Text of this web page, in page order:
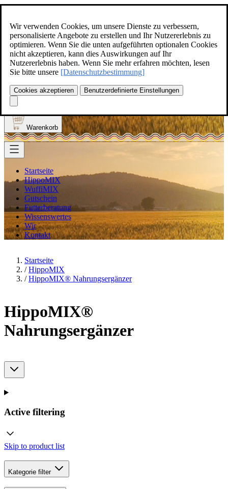
Wir verwenden Cookies, um unsere Dienste zu verbessern,
personalisierte Angebote zu erstellen und Ihr Nutzererlebnis zu
optimieren. Wenn Sie die unten aufgeführten optionalen Cookies
nicht akzeptieren, kann dies Auswirkungen auf Ihr
Nutzererlebnis haben. Wenn Sie mehr erfahren möchten, lesen
Sie bitte unsere [Datenschutzbestimmung]
Cookies akzeptieren Benutzerdefinierte Einstellungen
Zum Inhalt springen
+49(0)5129-308
Produkt finden
0
Warenkorb
Startseite
HippoMIX
WuffiMIX
Gutschein
Futterberatung
Wissenswertes
Wir
Kontakt
Startseite
/ HippoMIX
/ HippoMIX® Nahrungsergänzer
HippoMIX®
Nahrungsergänzer
Active filtering
Skip to product list
Kategorie filter